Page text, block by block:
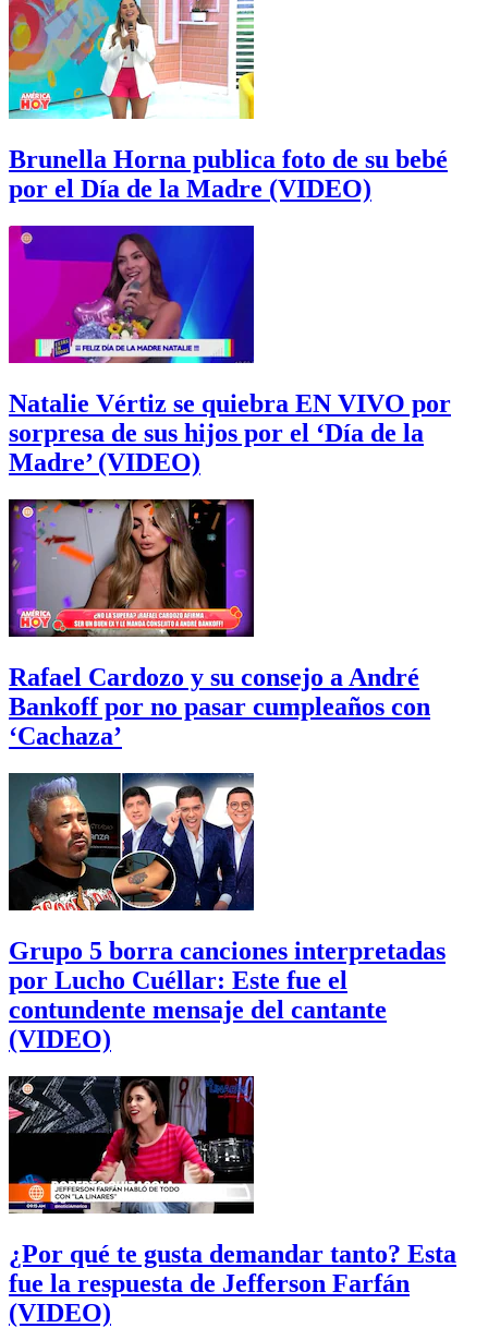
Brunella Horna publica foto de su bebé
por el Día de la Madre (VIDEO)
Natalie Vértiz se quiebra EN VIVO por
sorpresa de sus hijos por el ‘Día de la
Madre’ (VIDEO)
Rafael Cardozo y su consejo a André
Bankoff por no pasar cumpleaños con
‘Cachaza’
Grupo 5 borra canciones interpretadas
por Lucho Cuéllar: Este fue el
contundente mensaje del cantante
(VIDEO)
¿Por qué te gusta demandar tanto? Esta
fue la respuesta de Jefferson Farfán
(VIDEO)